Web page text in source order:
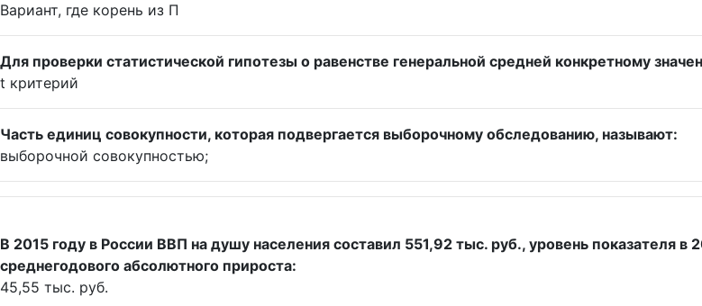
Вариант, где корень из П
Для проверки статистической гипотезы о равенстве генеральной средней конкретному
t критерий
Часть единиц совокупности, которая подвергается выборочному обследованию, называют:
выборочной совокупностью;
В 2015 году в России ВВП на душу населения составил 551,92 тыс. руб., уровень показателя
среднегодового абсолютного прироста:
45,55 тыс. руб.